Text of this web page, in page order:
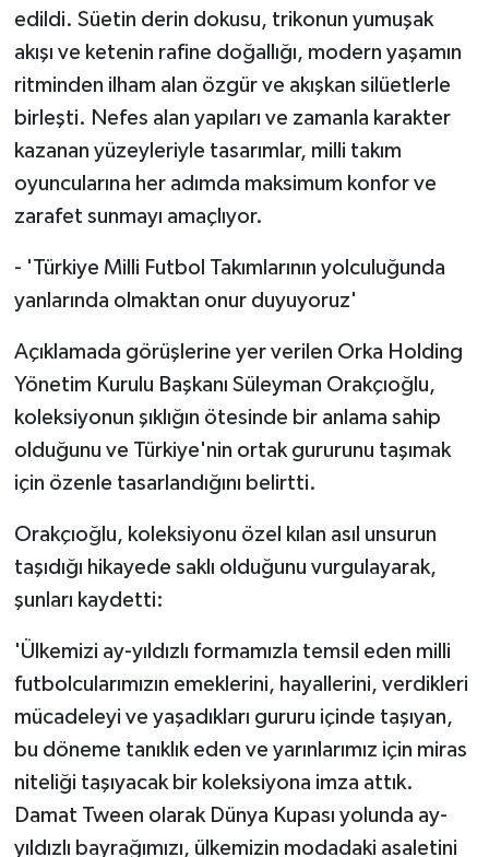
edildi. Süetin derin dokusu, trikonun yumuşak
akışı ve ketenin rafine doğallığı, modern yaşamın
ritminden ilham alan özgür ve akışkan silüetlerle
birleşti. Nefes alan yapıları ve zamanla karakter
kazanan yüzeyleriyle tasarımlar, milli takım
oyuncularına her adımda maksimum konfor ve
zarafet sunmayı amaçlıyor.
- 'Türkiye Milli Futbol Takımlarının yolculuğunda
yanlarında olmaktan onur duyuyoruz'
Açıklamada görüşlerine yer verilen Orka Holding
Yönetim Kurulu Başkanı Süleyman Orakçıoğlu,
koleksiyonun şıklığın ötesinde bir anlama sahip
olduğunu ve Türkiye'nin ortak gururunu taşımak
için özenle tasarlandığını belirtti.
Orakçıoğlu, koleksiyonu özel kılan asıl unsurun
taşıdığı hikayede saklı olduğunu vurgulayarak,
şunları kaydetti:
'Ülkemizi ay-yıldızlı formamızla temsil eden milli
futbolcularımızın emeklerini, hayallerini, verdikleri
mücadeleyi ve yaşadıkları gururu içinde taşıyan,
bu döneme tanıklık eden ve yarınlarımız için miras
niteliği taşıyacak bir koleksiyona imza attık.
Damat Tween olarak Dünya Kupası yolunda ay-
yıldızlı bayrağımızı, ülkemizin modadaki asaletini